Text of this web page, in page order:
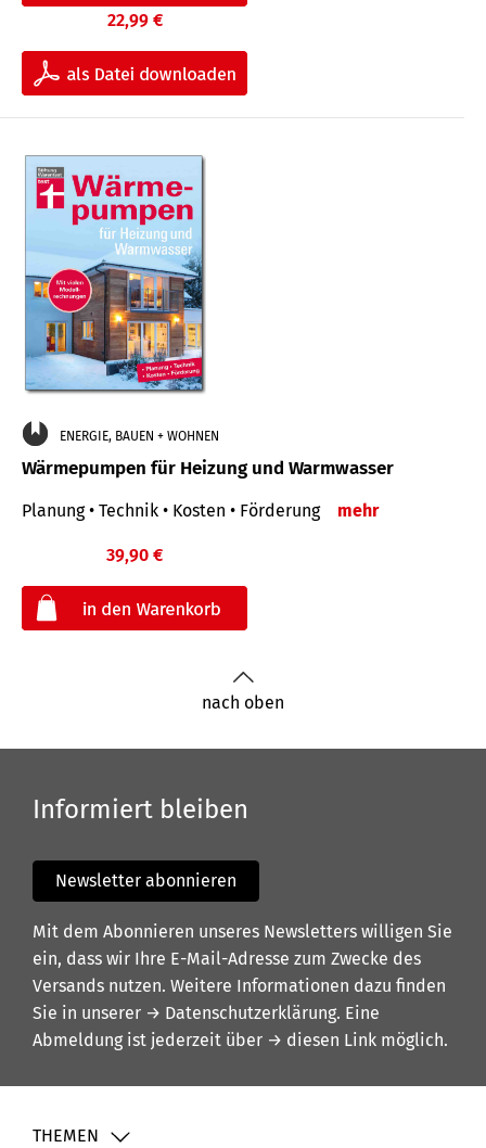
22,99 €
ENERGIE, BAUEN + WOHNEN
Wärmepumpen für Heizung und Warmwasser
Planung • Technik • Kosten • Förderung mehr
39,90 €
nach oben
Informiert bleiben
Newsletter abonnieren
Mit dem Abonnieren unseres Newsletters willigen Sie
ein, dass wir Ihre E-Mail-Adresse zum Zwecke des
Versands nutzen. Weitere Informationen dazu finden
Sie in unserer → Datenschutzerklärung. Eine
Abmeldung ist jederzeit über → diesen Link möglich.
THEMEN